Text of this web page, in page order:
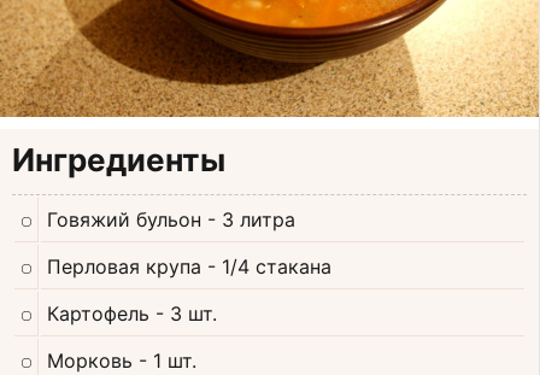
Ингредиенты
Говяжий бульон - 3 литра
Перловая крупа - 1/4 стакана
Картофель - 3 шт.
Морковь - 1 шт.